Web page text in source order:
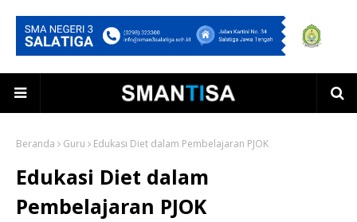
Beranda Guru Edukasi Diet dalam Pembelajaran PJOK
Edukasi Diet dalam
Pembelajaran PJOK